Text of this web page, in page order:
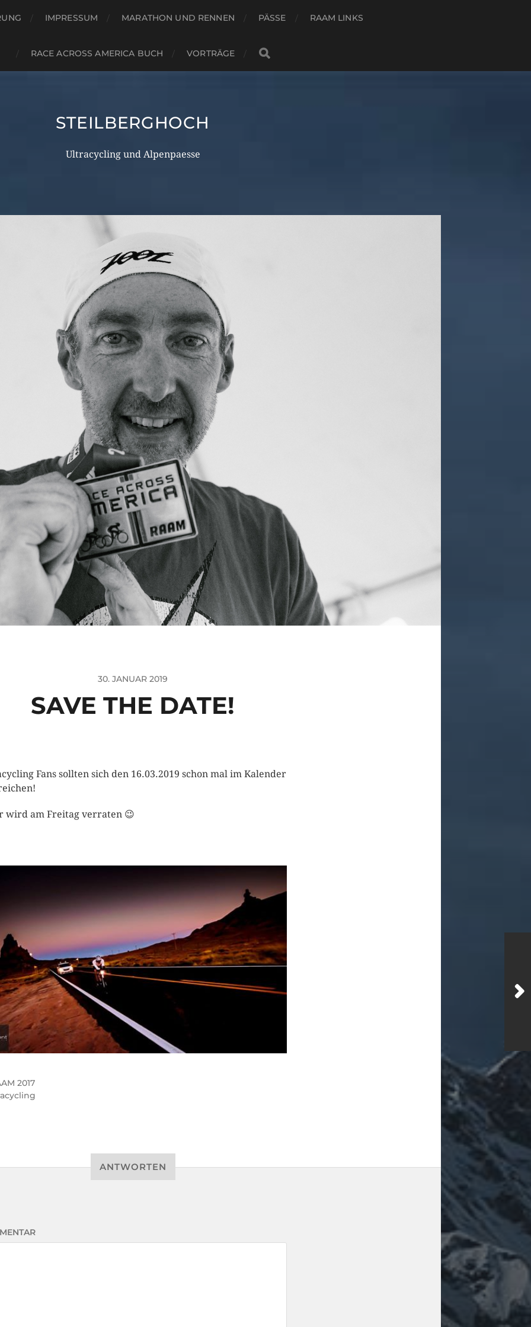
IMPRESSUM MARATHON UND RENNEN PÄSSE RAAM LINKS
RACE ACROSS AMERICA BUCH VORTRÄGE
STEILBERGHOCH
Ultracycling und Alpenpaesse
30. JANUAR 2019
SAVE THE DATE!
Fans sollten sich den 16.03.2019 schon mal im Kalender
wird am Freitag verraten 😉
2017
ANTWORTEN